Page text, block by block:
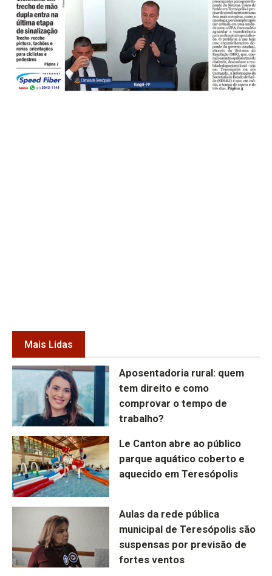
Mais Lidas
Aposentadoria rural: quem
tem direito e como
comprovar o tempo de
trabalho?
Le Canton abre ao público
parque aquático coberto e
aquecido em Teresópolis
Aulas da rede pública
municipal de Teresópolis são
suspensas por previsão de
fortes ventos